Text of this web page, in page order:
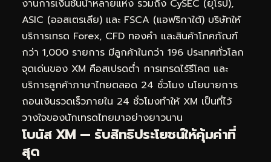
งานการเงินชั้นนำหลายแห่ง รวมถึง CySEC (ยุโรป),
ASIC (ออสเตรเลีย) และ FSCA (แอฟริกาใต้) บริษัทให้
บริการเทรด Forex, CFD ทองคำ และสินค้าโภคภัณฑ์
กว่า 1,000 รายการ มีลูกค้าในกว่า 196 ประเทศทั่วโลก
จุดเด่นของ XM คือสเปรดต่ำ การเทรดไร้รีโคต และ
บริการลูกค้าภาษาไทยตลอด 24 ชั่วโมง นโยบายการ
ถอนเงินรวดเร็วภายใน 24 ชั่วโมงทำให้ XM เป็นที่ไว้
วางใจของนักเทรดไทยมาอย่างยาวนาน
โบนัส XM — รับสิทธิประโยชน์ให้คุ้มค่าที่
สุด